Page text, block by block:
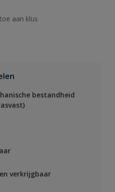
aan klus
bestandheid
verkrijgbaar